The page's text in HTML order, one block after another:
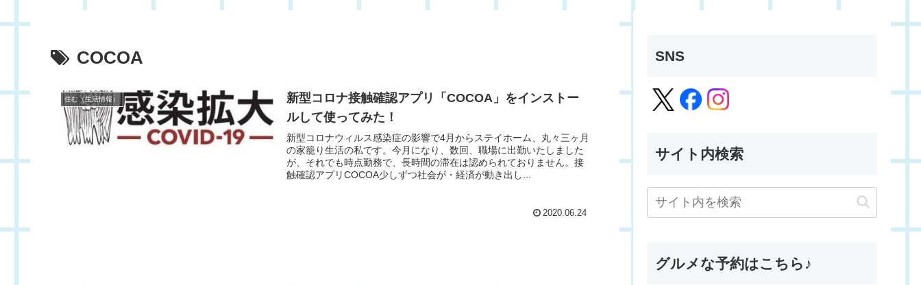
COCOA
住む（生活情報）
新型コロナ接触確認アプリ「COCOA」をインストー
ルして使ってみた！
新型コロナウィルス感染症の影響で4月からステイホーム、丸々三ヶ月
の家籠り生活の私です。今月になり、数回、職場に出勤いたしました
が、それでも時点勤務で、長時間の滞在は認められておりません。接
触確認アプリCOCOA少しずつ社会が・経済が動き出し...
2020.06.24
SNS
サイト内検索
グルメな予約はこちら♪